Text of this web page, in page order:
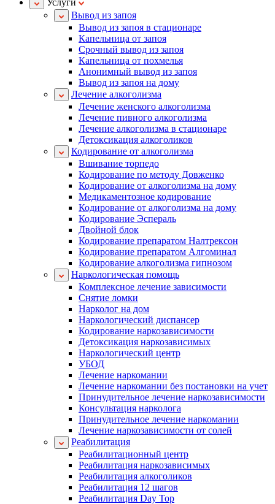
Услуги
Вывод из запоя
Вывод из запоя в стационаре
Капельница от запоя
Срочный вывод из запоя
Капельница от похмелья
Анонимный вывод из запоя
Вывод из запоя на дому
Лечение алкоголизма
Лечение женского алкоголизма
Лечение пивного алкоголизма
Лечение алкоголизма в стационаре
Детоксикация алкоголиков
Кодирование от алкоголизма
Вшивание торпедо
Кодирование по методу Довженко
Кодирование от алкоголизма на дому
Медикаментозное кодирование
Кодирование от алкоголизма на дому
Кодирование Эспераль
Двойной блок
Кодирование препаратом Налтрексон
Кодирование препаратом Алгоминал
Кодирование алкоголизма гипнозом
Наркологическая помощь
Комплексное лечение зависимости
Снятие ломки
Нарколог на дом
Наркологический диспансер
Кодирование наркозависимости
Детоксикация наркозависимых
Наркологический центр
УБОД
Лечение наркомании
Лечение наркомании без постановки на учет
Принудительное лечение наркозависимости
Консультация нарколога
Принудительное лечение наркомании
Лечение наркозависимости от солей
Реабилитация
Реабилитационный центр
Реабилитация наркозависимых
Реабилитация алкоголиков
Реабилитация 12 шагов
Реабилитация Day Top